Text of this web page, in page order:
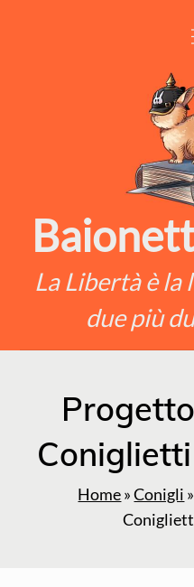
La Libertà è la
due più
Home»Conigli »